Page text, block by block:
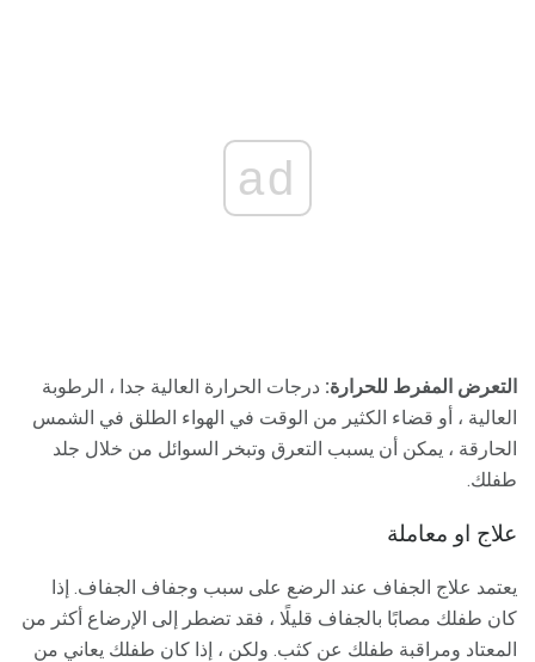
ad
التعرض المفرط للحرارة: درجات الحرارة العالية جدا ، الرطوبة
العالية ، أو قضاء الكثير من الوقت في الهواء الطلق في الشمس
الحارقة ، يمكن أن يسبب التعرق وتبخر السوائل من خلال جلد
طفلك.
علاج او معاملة
يعتمد علاج الجفاف عند الرضع على سبب وجفاف الجفاف. إذا
كان طفلك مصابًا بالجفاف قليلًا ، فقد تضطر إلى الإرضاع أكثر من
المعتاد ومراقبة طفلك عن كثب. ولكن ، إذا كان طفلك يعاني من